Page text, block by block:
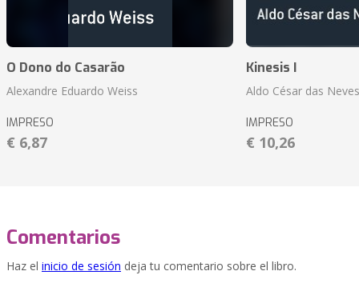
O Dono do Casarão
Alexandre Eduardo Weiss
IMPRESO
€ 6,87
Kinesis I
Aldo César das
IMPRESO
€ 10,26
Comentarios
Haz el inicio de sesión deja tu comentario sobre el libro.